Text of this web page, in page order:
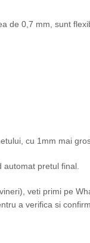
de 0,7 mm, sunt
cu 1mm mai
pretul final.
veti primi pe
a verifica si